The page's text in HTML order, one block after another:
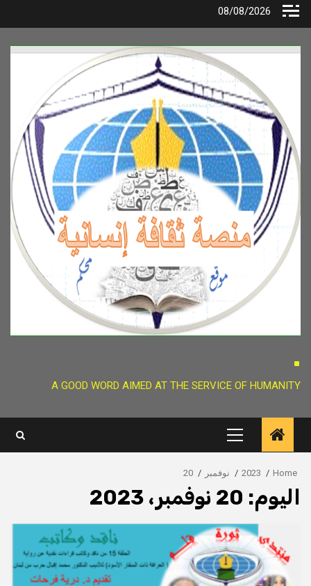
Skip
08/08/2026
.
A GOOD WORD AIMED AT THE SERVICE OF HUMANITY
Primary
Menu
Home
2023 نوفمبر 20
اليوم: 20 نوفمبر، 2023